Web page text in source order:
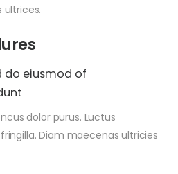
do eiusmod of
dolor purus. Luctus
Diam maecenas ultricies